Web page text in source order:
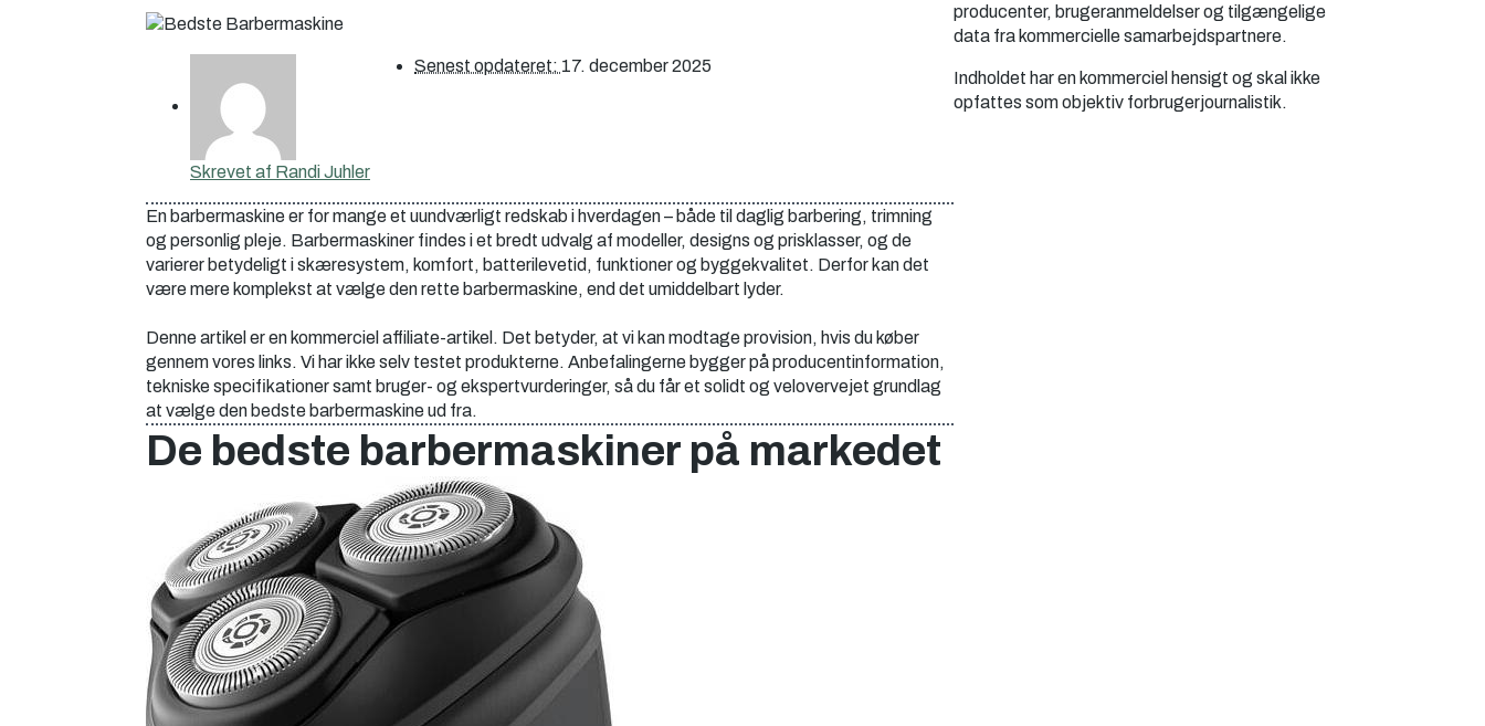
Skrevet af Randi Juhler
Senest opdateret: 17. december 2025
En barbermaskine er for mange et uundværligt redskab i hverdagen – både til daglig barbering, trimning
og personlig pleje. Barbermaskiner findes i et bredt udvalg af modeller, designs og prisklasser, og de
varierer betydeligt i skæresystem, komfort, batterilevetid, funktioner og byggekvalitet. Derfor kan det
være mere komplekst at vælge den rette barbermaskine, end det umiddelbart lyder.
Denne artikel er en kommerciel affiliate-artikel. Det betyder, at vi kan modtage provision, hvis du køber
gennem vores links. Vi har ikke selv testet produkterne. Anbefalingerne bygger på producentinformation,
tekniske specifikationer samt bruger- og ekspertvurderinger, så du får et solidt og velovervejet grundlag
at vælge den bedste barbermaskine ud fra.
De bedste barbermaskiner på markedet
producenter, brugeranmeldelser og tilgængelige
data fra kommercielle samarbejdspartnere.
Indholdet har en kommerciel hensigt og skal ikke
opfattes som objektiv forbrugerjournalistik.